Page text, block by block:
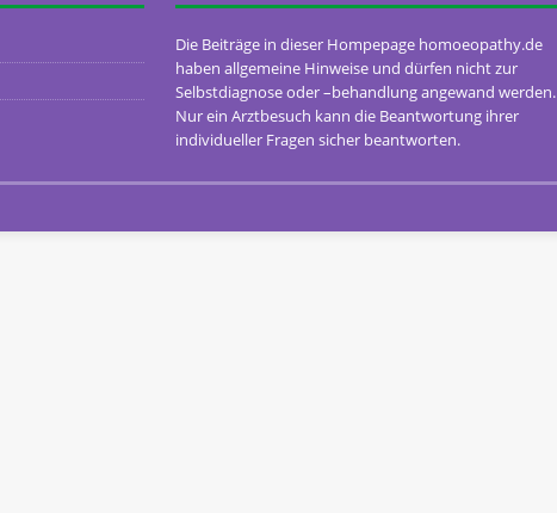
Die Beiträge in dieser Hompepage homoeopathy.de
haben allgemeine Hinweise und dürfen nicht zur
Selbstdiagnose oder –behandlung angewand werden.
Nur ein Arztbesuch kann die Beantwortung ihrer
individueller Fragen sicher beantworten.